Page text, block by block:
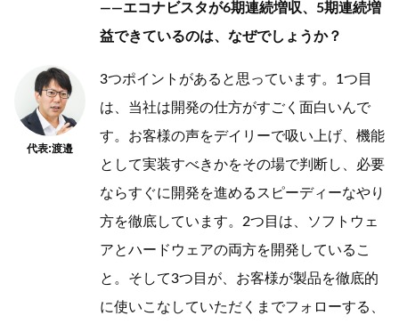
——エコナビスタが6期連続増収、5期連続増
益できているのは、なぜでしょうか？
代表:渡邉
3つポイントがあると思っています。1つ目
は、当社は開発の仕方がすごく面白いんで
す。お客様の声をデイリーで吸い上げ、機能
として実装すべきかをその場で判断し、必要
ならすぐに開発を進めるスピーディーなやり
方を徹底しています。2つ目は、ソフトウェ
アとハードウェアの両方を開発しているこ
と。そして3つ目が、お客様が製品を徹底的
に使いこなしていただくまでフォローする、